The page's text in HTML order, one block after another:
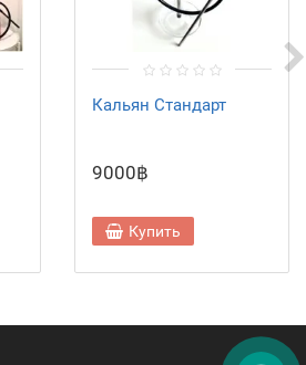
Кальян Стандарт
9000฿
Купить